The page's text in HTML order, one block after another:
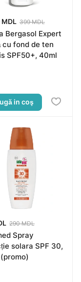
MDL 399 MDL
Bergasol Expert
cu fond de ten
SPF50+, 40ml
in coş
290 MDL
Spray
solara SPF 30,